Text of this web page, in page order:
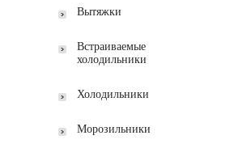
Вытяжки
Встраиваемые
холодильники
Холодильники
Морозильники